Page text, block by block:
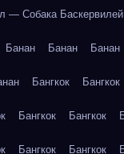
— Собака Баскервилей
Банан Банан Банан
Бангкок Бангкок
Бангкок Бангкок
Бангкок Бангкок